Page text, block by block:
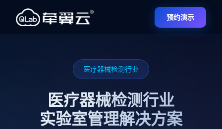
预约演示
医疗器械检测行业
医疗器械检测行业
实验室管理解决方案